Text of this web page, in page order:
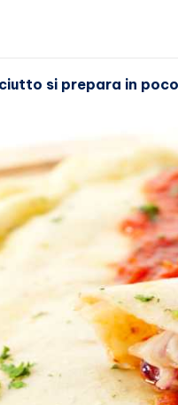
si prepara in